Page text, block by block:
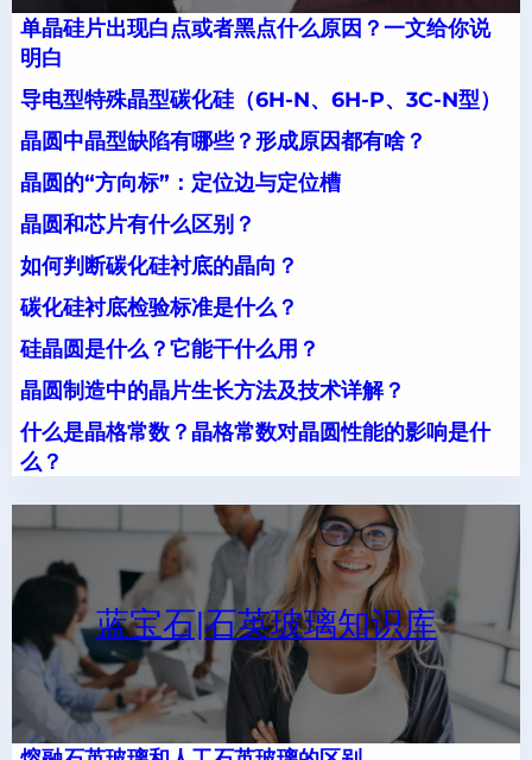
单晶硅片出现白点或者黑点什么原因？一文给你说
明白
导电型特殊晶型碳化硅（6H-N、6H-P、3C-N型）
晶圆中晶型缺陷有哪些？形成原因都有啥？
晶圆的“方向标”：定位边与定位槽
晶圆和芯片有什么区别？
如何判断碳化硅衬底的晶向？
碳化硅衬底检验标准是什么？
硅晶圆是什么？它能干什么用？
晶圆制造中的晶片生长方法及技术详解？
什么是晶格常数？晶格常数对晶圆性能的影响是什
么？
蓝宝石|石英玻璃知识库